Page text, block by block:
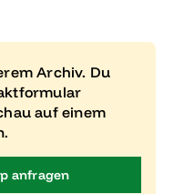
Archiv. Du
auf einem
anfragen